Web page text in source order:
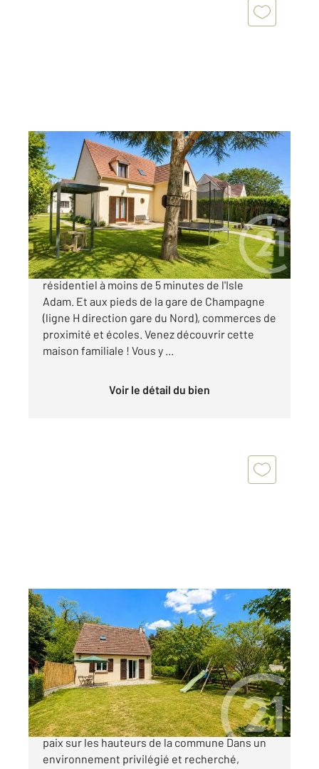
CHAMPAGNE SUR OISE 95
134,08 m
2, 6 pièces
Ref : 680407
Maison à vendre
519 500 €
Champagne-sur-Oise Dans un secteur
résidentiel à moins de 5 minutes de l'Isle
Adam. Et aux pieds de la gare de Champagne
(ligne H direction gare du Nord), commerces de
proximité et écoles. Venez découvrir cette
maison familiale ! Vous y ...
Voir le détail du bien
CHAMPAGNE SUR OISE 95
77,76 m2, 3 pièces
Ref : 680344
Maison à vendre
315 000 €
Champagne-sur-Oise Un véritable havre de
paix sur les hauteurs de la commune Dans un
environnement privilégié et recherché,